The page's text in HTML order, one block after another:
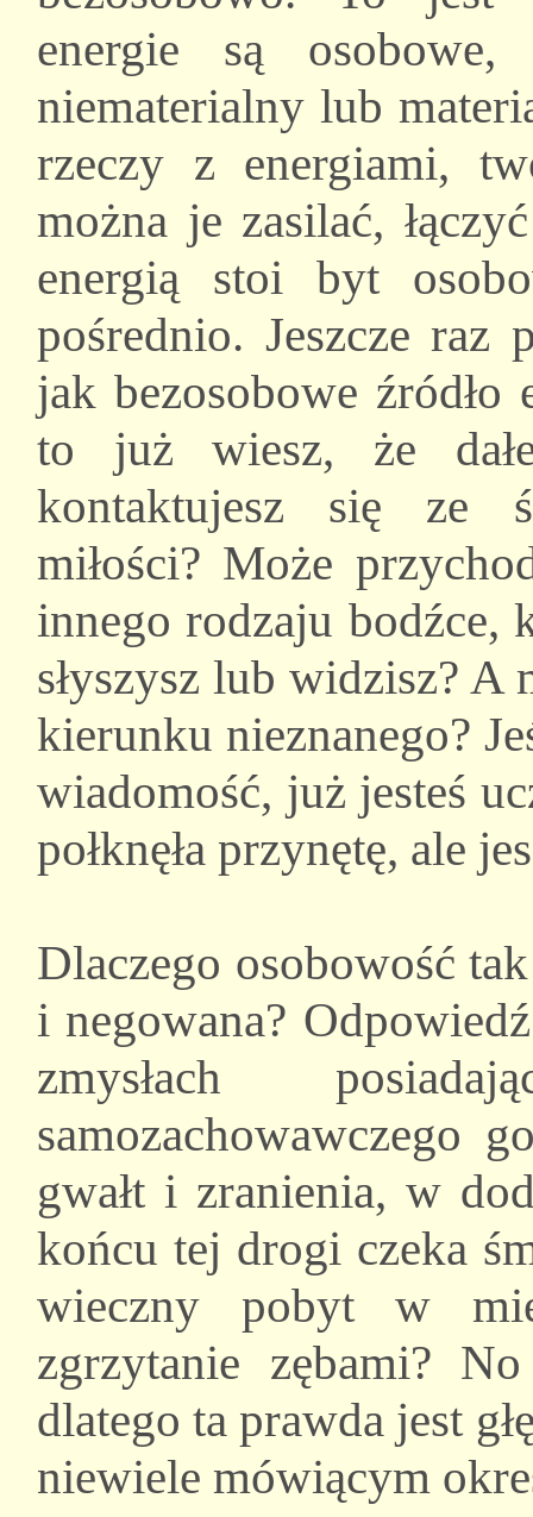
energie są
niematerialny lub
rzeczy z energiami,
można je zasilać,
energią stoi byt
pośrednio. Jeszcze
jak bezosobowe
to już wiesz, że
kontaktujesz się ze
miłości? Może
innego rodzaju bodźce,
słyszysz lub widzisz? A
kierunku nieznanego?
wiadomość, już jesteś
połknęła przynętę, ale
Dlaczego osobowość
i negowana?
zmysłach
samozachowawczego
gwałt i zranienia, w
końcu tej drogi czeka
wieczny pobyt w
zgrzytanie zębami?
dlatego ta prawda jest
niewiele mówiącym